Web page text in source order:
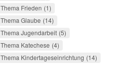
Thema Frieden 1
Thema Glaube 14
Thema Jugendarbeit 5
Thema Katechese 4
Thema Kindertageseinrichtung 14